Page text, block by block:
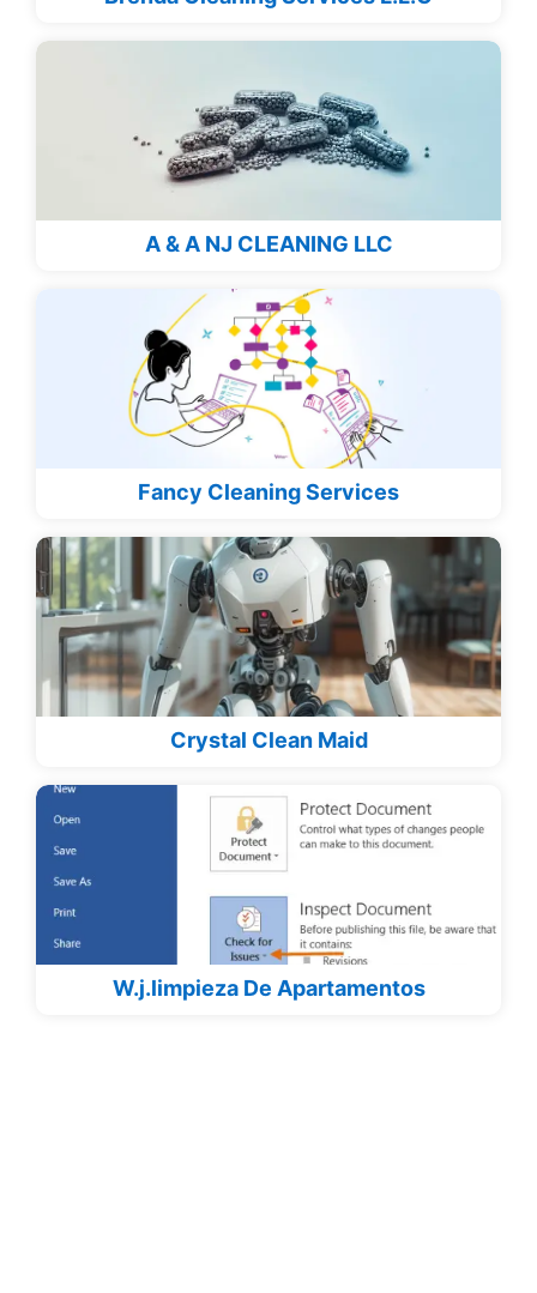
A & A NJ CLEANING LLC
Fancy Cleaning Services
Crystal Clean Maid
W.j.limpieza De Apartamentos